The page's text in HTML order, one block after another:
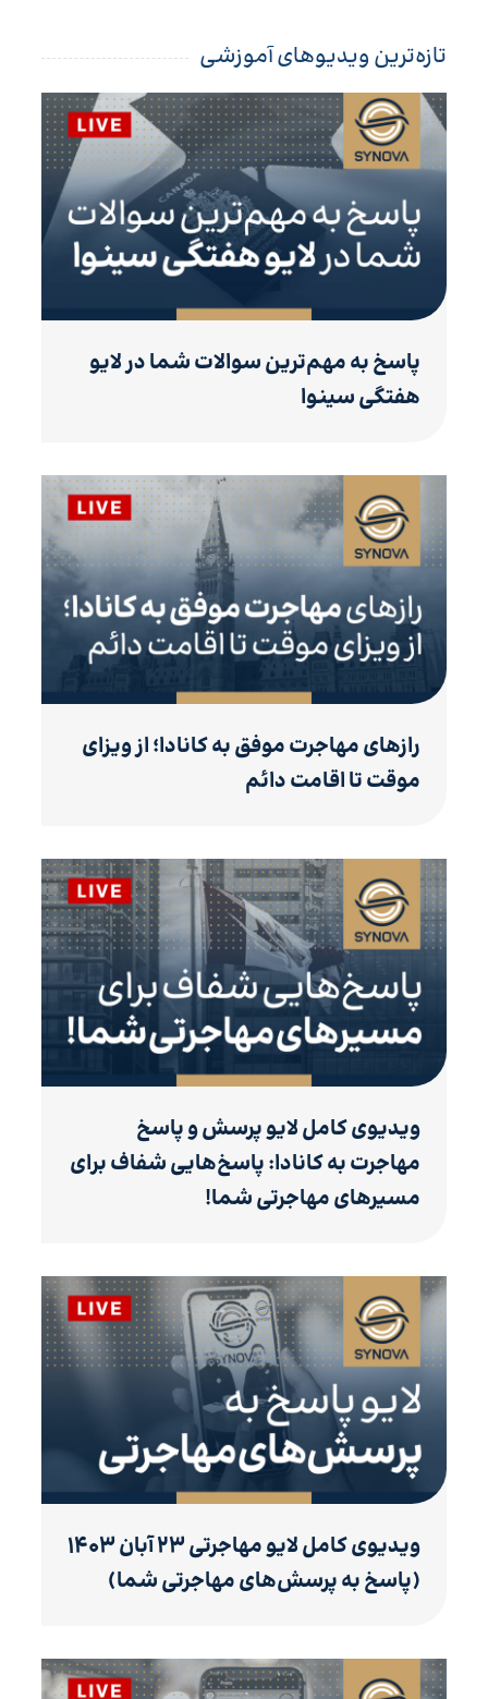
تازه‌ترین ویدیوهای آموزشی
پاسخ به مهم‌ترین سوالات شما در لایو
هفتگی سینوا
رازهای مهاجرت موفق به کانادا؛ از ویزای
موقت تا اقامت دائم
ویدیوی کامل لایو پرسش و پاسخ
مهاجرت به کانادا: پاسخ‌هایی شفاف برای
مسیرهای مهاجرتی شما!
ویدیوی کامل لایو مهاجرتی ۲۳ آبان ۱۴۰۳
(پاسخ به پرسش‌های مهاجرتی شما)